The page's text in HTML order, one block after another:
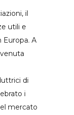
il
utili e
Europa. A
di
i
mercato